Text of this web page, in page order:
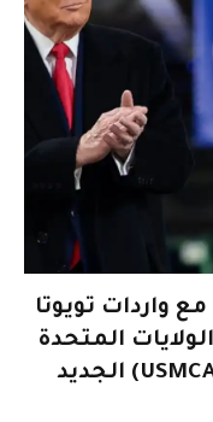
واردات تويوتا
المتحدة